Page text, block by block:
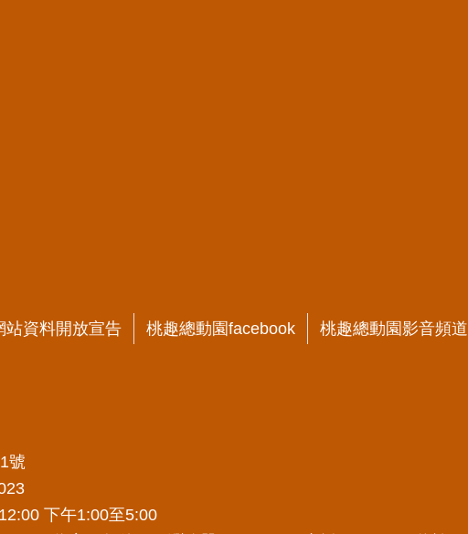
站資料開放宣告 桃趣總動園facebook 桃趣總動園影音頻道
號
下午1:00至5:00